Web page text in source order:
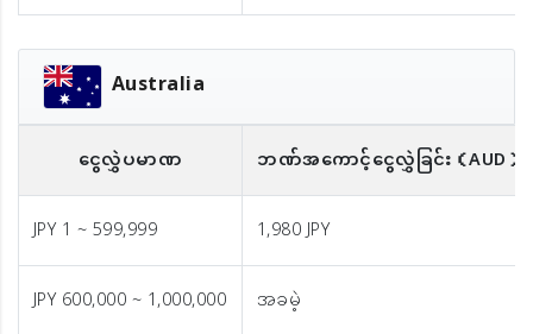
Australia
ငွေလွှဲပမာဏ ဘဏ်အကောင့်ငွေလွှဲခြင်း（AUD）※
JPY 1 ~ 599,999
1,980 JPY
JPY 600,000 ~ 1,000,000
အခမဲ့